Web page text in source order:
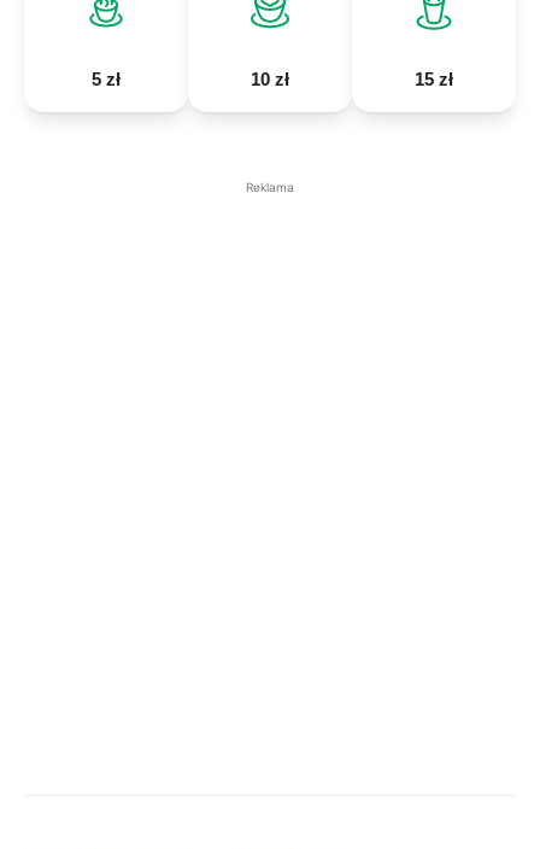
5 zł 10 zł 15 zł
Reklama